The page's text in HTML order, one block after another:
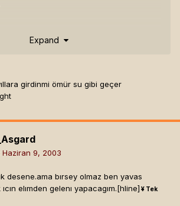
Expand
girdinmi ömür su gibi geçer
Haziran 9, 2003
desene.ama bırsey olmaz ben yavas
elımden gelenı yapacagım.[hline] ¥ Tek